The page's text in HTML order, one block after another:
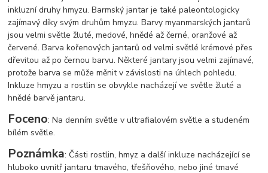
inkluzní druhy hmyzu. Barmský jantar je také paleontologicky
zajímavý díky svým druhům hmyzu. Barvy myanmarských jantarů
jsou velmi světle žluté, medové, hnědé až černé, oranžové až
červené. Barva kořenových jantarů od velmi světlé krémové přes
dřevitou až po černou barvu. Některé jantary jsou velmi zajímavé,
protože barva se může měnit v závislosti na úhlech pohledu.
Inkluze hmyzu a rostlin se obvykle nacházejí ve světle žluté a
hnědé barvě jantaru.
Foceno: Na denním světle v ultrafialovém světle a studeném
bílém světle.
Poznámka: Části rostlin, hmyz a další inkluze nacházející se
hluboko uvnitř jantaru tmavého, třešňového, nebo jiné tmavé